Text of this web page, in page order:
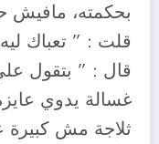
بحكمته، مافيش
قلت : ” تعباك
قال : ” بتقول
غسالة يدوي